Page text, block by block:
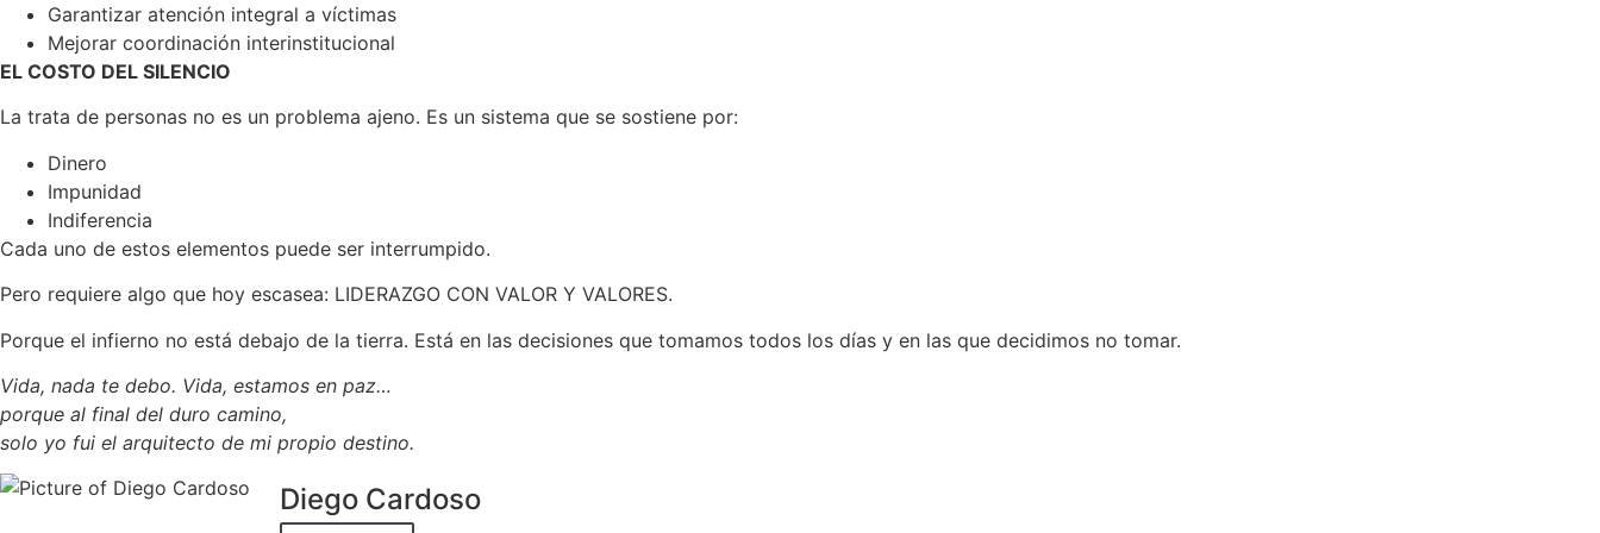
Garantizar atención integral a víctimas
Mejorar coordinación interinstitucional
EL COSTO DEL SILENCIO
La trata de personas no es un problema ajeno. Es un sistema que se sostiene por:
Dinero
Impunidad
Indiferencia
Cada uno de estos elementos puede ser interrumpido.
Pero requiere algo que hoy escasea: LIDERAZGO CON VALOR Y VALORES.
Porque el infierno no está debajo de la tierra. Está en las decisiones que tomamos todos los días y en las que decidimos no tomar.
Vida, nada te debo. Vida, estamos en paz…
porque al final del duro camino,
solo yo fui el arquitecto de mi propio destino.
Diego Cardoso